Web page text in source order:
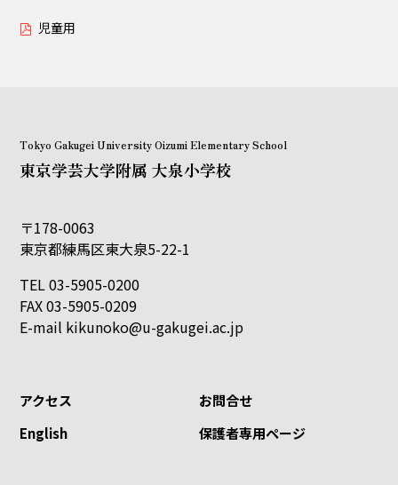
児童用
Tokyo Gakugei University Oizumi Elementary School
東京学芸大学附属 大泉小学校
〒178-0063
東京都練馬区東大泉5-22-1
TEL 03-5905-0200
FAX 03-5905-0209
E-mail kikunoko@u-gakugei.ac.jp
アクセス
お問合せ
English
保護者専用ページ